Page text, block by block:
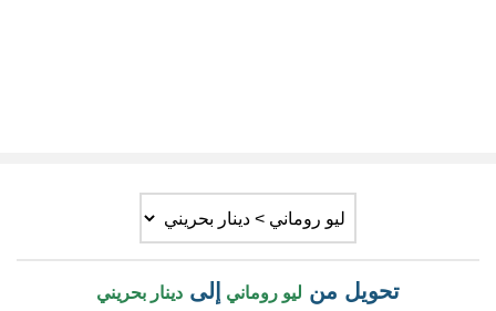
تحويل من ليو روماني إلى دينار بحريني